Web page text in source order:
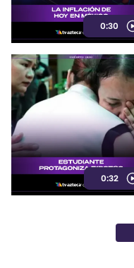
0:30
0:32